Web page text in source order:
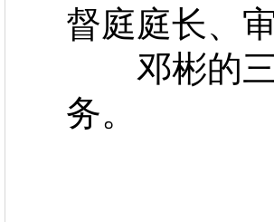
督庭庭长、
邓彬的三
务。